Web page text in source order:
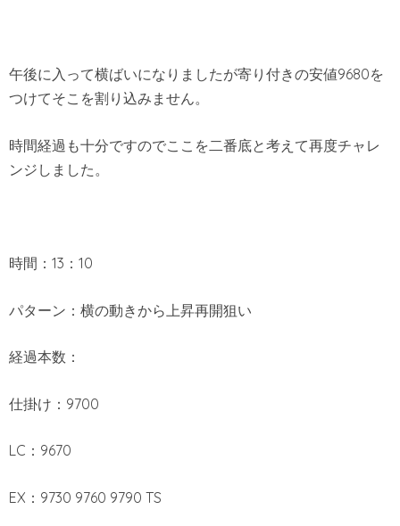
午後に入って横ばいになりましたが寄り付きの安値9680を
つけてそこを割り込みません。
時間経過も十分ですのでここを二番底と考えて再度チャレ
ンジしました。
時間：13：10
パターン：横の動きから上昇再開狙い
経過本数：
仕掛け：9700
LC：9670
EX：9730 9760 9790 TS